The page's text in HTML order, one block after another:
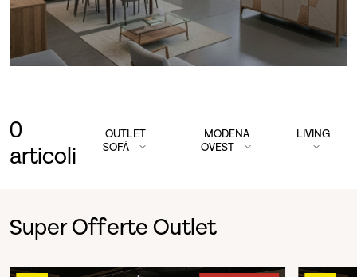
0
articoli
OUTLET
SOFÀ
MODENA
OVEST
LIVING
Super Offerte Outlet